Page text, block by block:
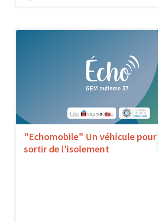
"Echomobile" Un véhicule pour
sortir de l'isolement